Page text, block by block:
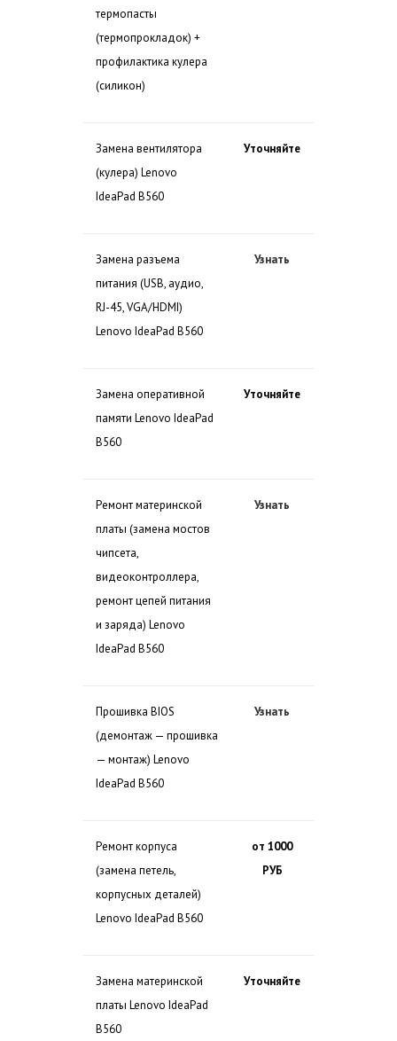
термопасты
(термопрокладок) +
профилактика кулера
(силикон)
Замена вентилятора
(кулера) Lenovo
IdeaPad B560
Уточняйте
Замена разъема
питания (USB, аудио,
RJ-45, VGA/HDMI)
Lenovo IdeaPad B560
Узнать
Замена оперативной
памяти Lenovo IdeaPad
B560
Уточняйте
Ремонт материнской
платы (замена мостов
чипсета,
видеоконтроллера,
ремонт цепей питания
и заряда) Lenovo
IdeaPad B560
Узнать
Прошивка BIOS
(демонтаж — прошивка
— монтаж) Lenovo
IdeaPad B560
Узнать
Ремонт корпуса
(замена петель,
корпусных деталей)
Lenovo IdeaPad B560
от 1000
РУБ
Замена материнской
платы Lenovo IdeaPad
B560
Уточняйте